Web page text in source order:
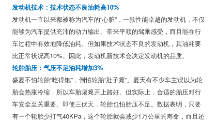
发动机技术：技术状态不良油耗高10%
发动机一直以来都被称为汽车的“心脏”，一款性能卓越的发动机，不仅
能够为汽车提供充沛的动力输出、带来平顺的驾乘感受，而且能在行
车过程中有效地降低油耗。但如果技术状态不良的发动机，其油耗要
比正常状况高10%。因此，发动机新技术会决定发动机的品质。
轮胎胎压：气压不足油耗增加3%
盛夏不怕轮胎“吃得饱”，倒怕轮胎“肚子瘪”。夏天有不少车主误以为轮
胎会热胀冷缩，所以车胎瘪瘪开上路好。但实际上，合适的胎压对行
车安全至关重要。即使三伏天，轮胎也怕胎压不足。数据表明，只要
有一个轮胎少打气40KPa，这个轮胎就会减少1万公里的寿命，而且还